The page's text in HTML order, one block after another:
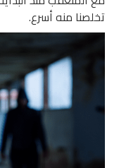
تخلصنا منه أسرع.